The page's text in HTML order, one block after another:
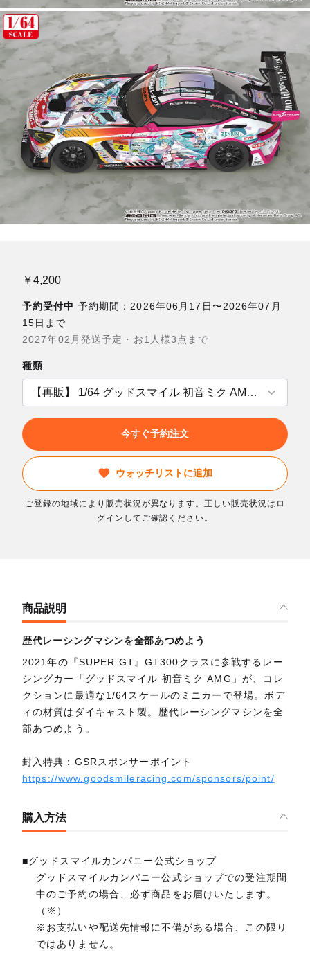
￥4,200
予約受付中 予約期間：2026年06月17日〜2026年07月
15日まで
2027年02月発送予定・お1人様3点まで
種類
今すぐ予約注文
ウォッチリストに追加
ご登録の地域により販売状況が異なります。正しい販売状況はロ
グインしてご確認ください。
商品説明
歴代レーシングマシンを全部あつめよう
2021年の『SUPER GT』GT300クラスに参戦するレー
シングカー「グッドスマイル 初音ミク AMG」が、コレ
クションに最適な1/64スケールのミニカーで登場。ボデ
ィの材質はダイキャスト製。歴代レーシングマシンを全
部あつめよう。
封入特典：GSRスポンサーポイント
https://www.goodsmileracing.com/sponsors/point/
購入方法
■グッドスマイルカンパニー公式ショップ
グッドスマイルカンパニー公式ショップでの受注期間
中のご予約の場合、必ず商品をお届けいたします。
（※）
※お支払いや配送先情報に不備がある場合、この限り
ではありません。